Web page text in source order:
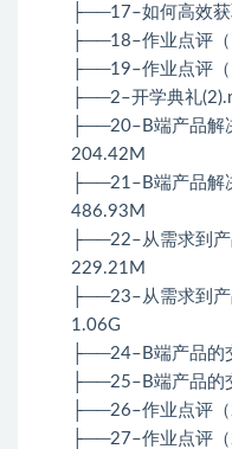
├──17–如何高效
├──18–作业点评
├──19–作业点评
├──2–开学典礼
├──20–B端产品解
204.42M
├──21–B端产品解
486.93M
├──22–从需求到
229.21M
├──23–从需求到
1.06G
├──24–B端产品的
├──25–B端产品的
├──26–作业点评
├──27–作业点评